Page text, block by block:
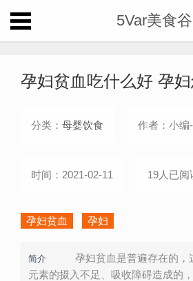
5Var美食谷
孕妇贫血吃什么好 孕
分类： 母婴饮食 作者：小编
时间：2021-02-11 19人已阅
孕妇贫血 孕妇
简介
孕妇贫血是普遍存在的，
元素的摄入不足、吸收障碍造成的